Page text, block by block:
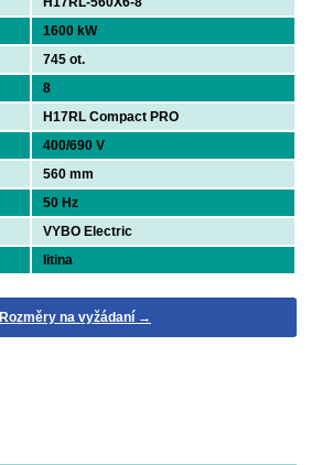
1600 kW
745 ot.
8
H17RL Compact PRO
400/690 V
560 mm
50 Hz
VYBO Electric
litina
Rozměry na vyžádaní →